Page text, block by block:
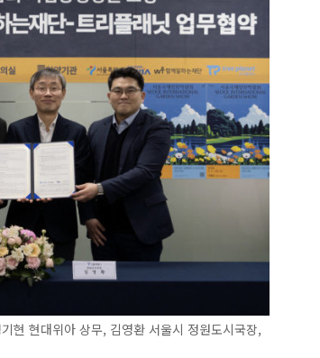
현 현대위아 상무, 김영환 서울시 정원도시국장,